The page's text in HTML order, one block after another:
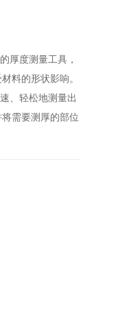
厚度测量工具，
料的形状影响。
、轻松地测量出
需要测厚的部位